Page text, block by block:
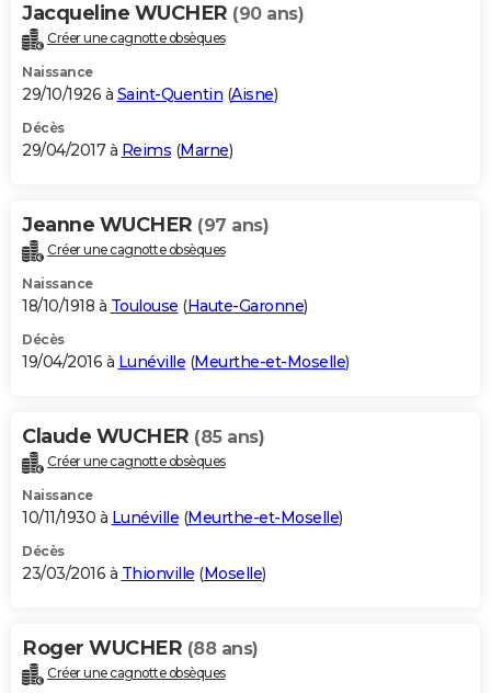
Jacqueline WUCHER (90 ans)
Créer une cagnotte obsèques
Naissance
29/10/1926 à Saint-Quentin (Aisne)
Décès
29/04/2017 à Reims (Marne)
Jeanne WUCHER (97 ans)
Créer une cagnotte obsèques
Naissance
18/10/1918 à Toulouse (Haute-Garonne)
Décès
19/04/2016 à Lunéville (Meurthe-et-Moselle)
Claude WUCHER (85 ans)
Créer une cagnotte obsèques
Naissance
10/11/1930 à Lunéville (Meurthe-et-Moselle)
Décès
23/03/2016 à Thionville (Moselle)
Roger WUCHER (88 ans)
Créer une cagnotte obsèques